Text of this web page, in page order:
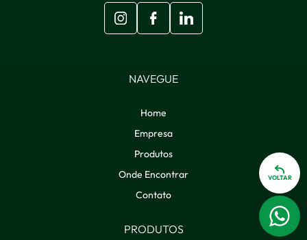
VOLTAR
NAVEGUE
Home
Empresa
Produtos
Onde Encontrar
Contato
PRODUTOS